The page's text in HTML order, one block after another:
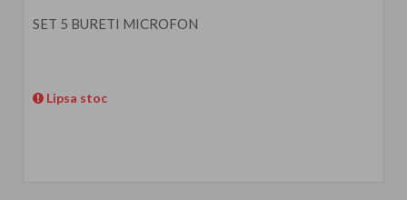
SET 5 BURETI MICROFON
Lipsa stoc